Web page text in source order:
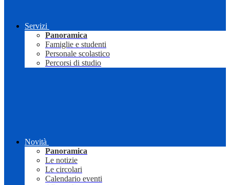
Servizi
Panoramica
Famiglie e studenti
Personale scolastico
Percorsi di studio
Novità
Panoramica
Le notizie
Le circolari
Calendario eventi